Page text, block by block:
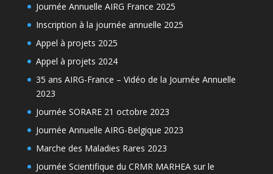
Journée Annuelle AIRG France 2025
Inscription à la journée annuelle 2025
Appel à projets 2025
Appel à projets 2024
35 ans AIRG-France – Vidéo de la Journée Annuelle
2023
Journée SORARE 21 octobre 2023
Journée Annuelle AIRG-Belgique 2023
Marche des Maladies Rares 2023
Journée Scientifique du CRMR MARHEA sur le